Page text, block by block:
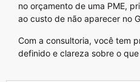
no orçamento de uma PME,
ao custo de não aparecer no
Com a consultoria, você tem
definido e clareza sobre o